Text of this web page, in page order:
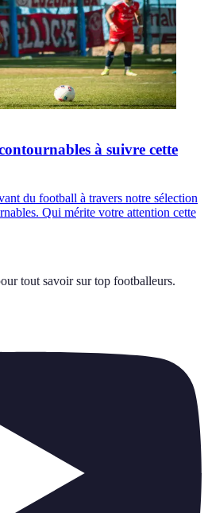
à suivre cette
du football à travers notre sélection
Qui mérite votre attention cette
tout savoir sur top footballeurs.